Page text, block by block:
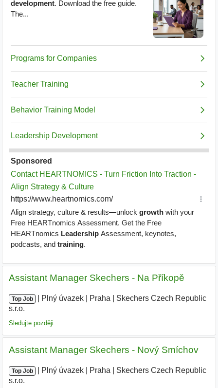
Assistant Manager Skechers - Na Příkopě
Top Job Plný úvazek Praha
Skechers Czech Republic
s.r.o.
Sledujte později
Assistant Manager Skechers - Nový Smíchov
Top Job Plný úvazek Praha
Skechers Czech Republic
s.r.o.